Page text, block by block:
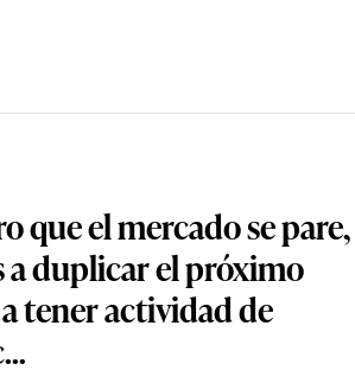
que el mercado se pare,
a duplicar el próximo
tener actividad de